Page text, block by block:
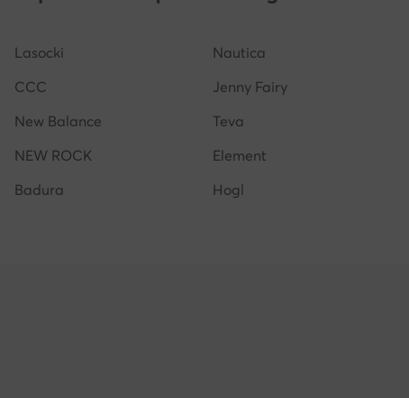
Sneakers gialle donna Scarpe G-Star RAW donna
Lasocki Nautica
CCC
Jenny Fairy
New Balance
Teva
NEW ROCK
Element
Badura
Hogl